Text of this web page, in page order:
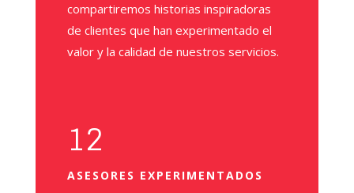
compartiremos historias inspiradoras
de clientes que han experimentado el
valor y la calidad de nuestros servicios.
12
ASESORES EXPERIMENTADOS